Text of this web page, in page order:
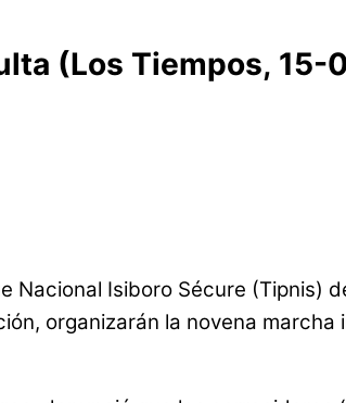
(Los Tiempos, 15-
Isiboro Sécure (Tipnis)
organizarán la novena